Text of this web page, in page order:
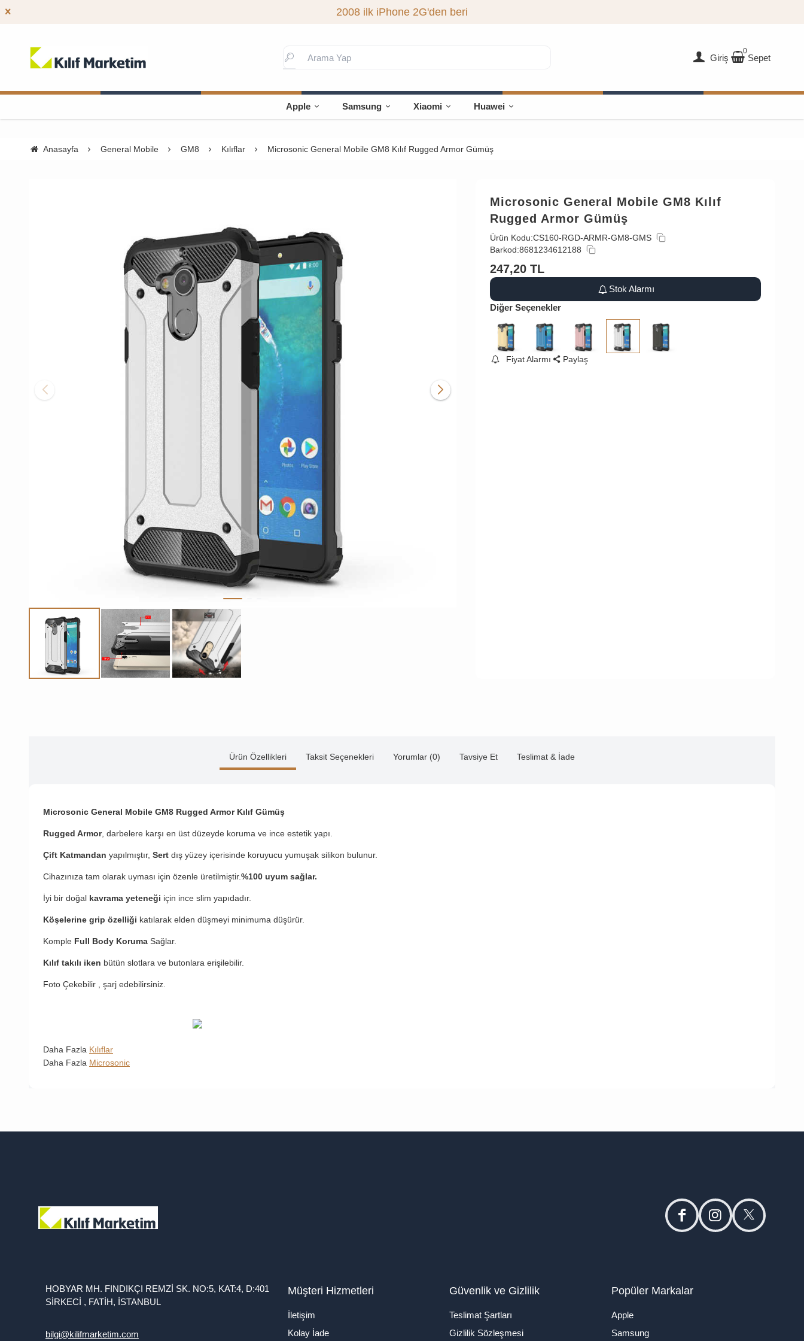
2008 ilk iPhone 2G'den beri
Giriş
0
Sepet
Apple Samsung Xiaomi Huawei
Anasayfa General Mobile GM8 Kılıflar Microsonic General Mobile GM8 Kılıf Rugged Armor Gümüş
Microsonic General Mobile GM8 Kılıf
Rugged Armor Gümüş
Ürün Kodu:CS160-RGD-ARMR-GM8-GMS
Barkod:8681234612188
247,20 TL
Stok Alarmı
Diğer Seçenekler
Fiyat Alarmı Paylaş
Ürün Özellikleri Taksit Seçenekleri Yorumlar (0) Tavsiye Et Teslimat & İade
Microsonic General Mobile GM8 Rugged Armor Kılıf Gümüş
Rugged Armor, darbelere karşı en üst düzeyde koruma ve ince estetik yapı.
Çift Katmandan yapılmıştır, Sert dış yüzey içerisinde koruyucu yumuşak silikon bulunur.
Cihazınıza tam olarak uyması için özenle üretilmiştir.%100 uyum sağlar.
İyi bir doğal kavrama yeteneği için ince slim yapıdadır.
Köşelerine grip özelliği katılarak elden düşmeyi minimuma düşürür.
Komple Full Body Koruma Sağlar.
Kılıf takılı iken bütün slotlara ve butonlara erişilebilir.
Foto Çekebilir , şarj edebilirsiniz.
Daha Fazla Kılıflar
Daha Fazla Microsonic
facebookinstagramtwitter
HOBYAR MH. FINDIKÇI REMZİ SK. NO:5, KAT:4, D:401
SİRKECİ , FATİH, İSTANBUL
bilgi@kilifmarketim.com
Müşteri Hizmetleri
İletişim
Kolay İade
Güvenlik ve Gizlilik
Teslimat Şartları
Gizlilik Sözleşmesi
Popüler Markalar
Apple
Samsung